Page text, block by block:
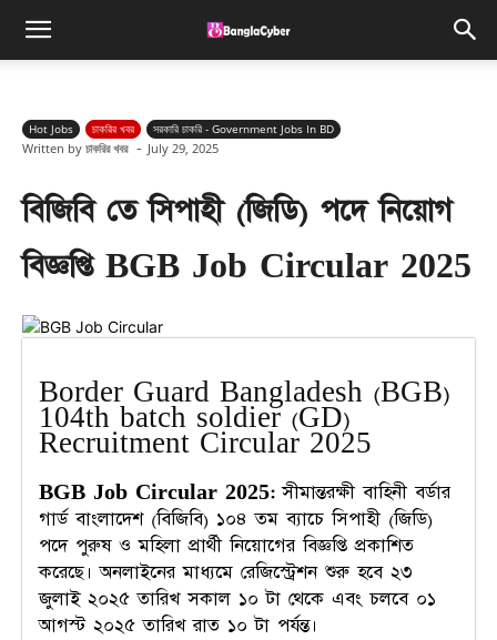
Hot Jobs চাকরির খবর সরকারি চাকরি - Government Jobs In BD
Written by চাকরির খবর - July 29, 2025
বিজিবি তে সিপাহী (জিডি) পদে নিয়োগ
বিজ্ঞপ্তি BGB Job Circular 2025
Border Guard Bangladesh (BGB)
104th batch soldier (GD)
Recruitment Circular 2025
BGB Job Circular 2025:সীমান্তরক্ষী বাহিনী বর্ডার
গার্ড বাংলাদেশ (বিজিবি) ১০৪ তম ব্যাচে সিপাহী (জিডি)
পদে পুরুষ ও মহিলা প্রার্থী নিয়োগের বিজ্ঞপ্তি প্রকাশিত
করেছে। অনলাইনের মাধ্যমে রেজিস্ট্রেশন শুরু হবে ২৩
জুলাই ২০২৫ তারিখ সকাল ১০ টা থেকে এবং চলবে ০১
আগস্ট ২০২৫ তারিখ রাত ১০ টা পর্যন্ত।